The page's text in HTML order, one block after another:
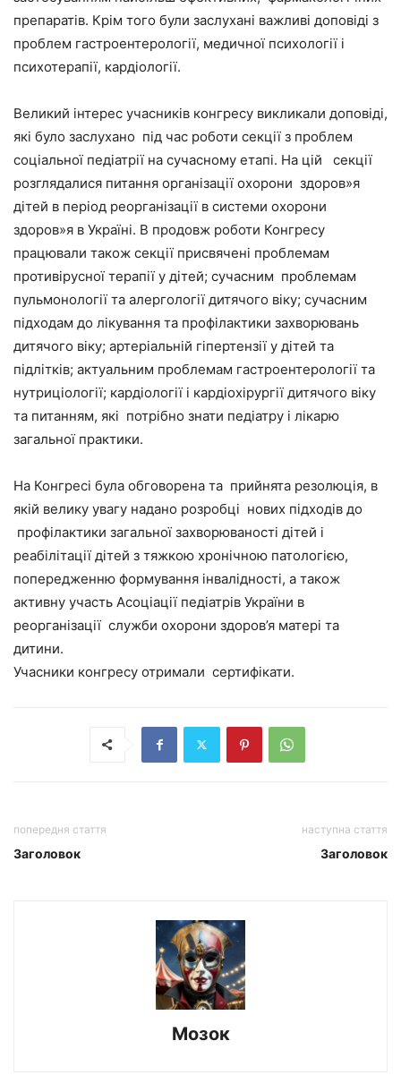
препаратів. Крім того були заслухані важливі доповіді з
проблем гастроентерології, медичної психології і
психотерапії, кардіології.
Великий інтерес учасників конгресу викликали доповіді,
які було заслухано під час роботи секції з проблем
соціальної педіатрії на сучасному етапі. На цій секції
розглядалися питання організації охорони здоров»я
дітей в період реорганізації в системи охорони
здоров»я в Україні. В продовж роботи Конгресу
працювали також секції присвячені проблемам
противірусної терапії у дітей; сучасним проблемам
пульмонології та алергології дитячого віку; сучасним
підходам до лікування та профілактики захворювань
дитячого віку; артеріальній гіпертензії у дітей та
підлітків; актуальним проблемам гастроентерології та
нутриціології; кардіології і кардіохірургії дитячого віку
та питанням, які потрібно знати педіатру і лікарю
загальної практики.
На Конгресі була обговорена та прийнята резолюція, в
якій велику увагу надано розробці нових підходів до
профілактики загальної захворюваності дітей і
реабілітації дітей з тяжкою хронічною патологією,
попередженню формування інвалідності, а також
активну участь Асоціації педіатрів України в
реорганізації служби охорони здоров’я матері та
дитини.
Учасники конгресу отримали сертифікати.
попередня стаття
Заголовок
наступна стаття
Заголовок
Мозок